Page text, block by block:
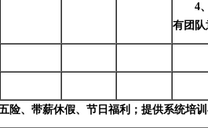
4
有团
险、带薪休假、节日福利；提供系统培